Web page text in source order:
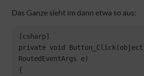
Das Ganze sieht im dann etwa so aus:
[csharp]
private void Button_Click(object
RoutedEventArgs e)
{